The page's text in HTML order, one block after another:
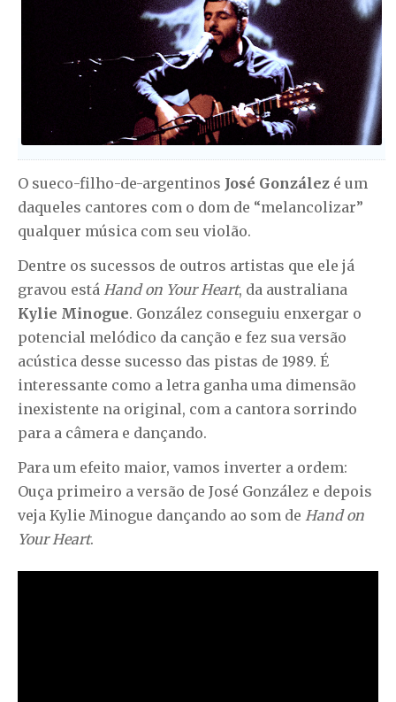
O sueco-filho-de-argentinos José González é um
daqueles cantores com o dom de “melancolizar”
qualquer música com seu violão.
Dentre os sucessos de outros artistas que ele já
gravou está Hand on Your Heart, da australiana
Kylie Minogue. González conseguiu enxergar o
potencial melódico da canção e fez sua versão
acústica desse sucesso das pistas de 1989. É
interessante como a letra ganha uma dimensão
inexistente na original, com a cantora sorrindo
para a câmera e dançando.
Para um efeito maior, vamos inverter a ordem:
Ouça primeiro a versão de José González e depois
veja Kylie Minogue dançando ao som de Hand on
Your Heart.